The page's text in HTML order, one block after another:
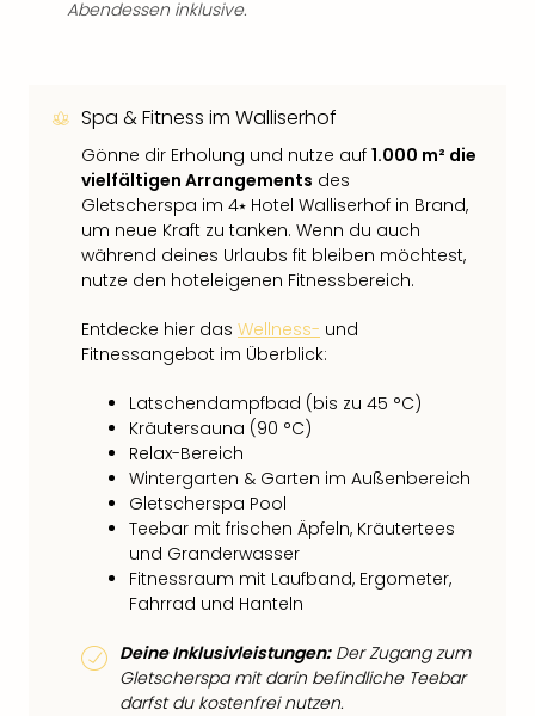
Abendessen inklusive.
Spa & Fitness im Walliserhof
Gönne dir Erholung und nutze auf 1.000 m² die
vielfältigen Arrangements des
Gletscherspa im 4⭑ Hotel Walliserhof in Brand,
um neue Kraft zu tanken. Wenn du auch
während deines Urlaubs fit bleiben möchtest,
nutze den hoteleigenen Fitnessbereich.
Entdecke hier das Wellness- und
Fitnessangebot im Überblick:
Latschendampfbad (bis zu 45 °C)
Kräutersauna (90 °C)
Relax-Bereich
Wintergarten & Garten im Außenbereich
Gletscherspa Pool
Teebar mit frischen Äpfeln, Kräutertees
und Granderwasser
Fitnessraum mit Laufband, Ergometer,
Fahrrad und Hanteln
Deine Inklusivleistungen:Der Zugang zum
Gletscherspa mit darin befindliche Teebar
darfst du kostenfrei nutzen.